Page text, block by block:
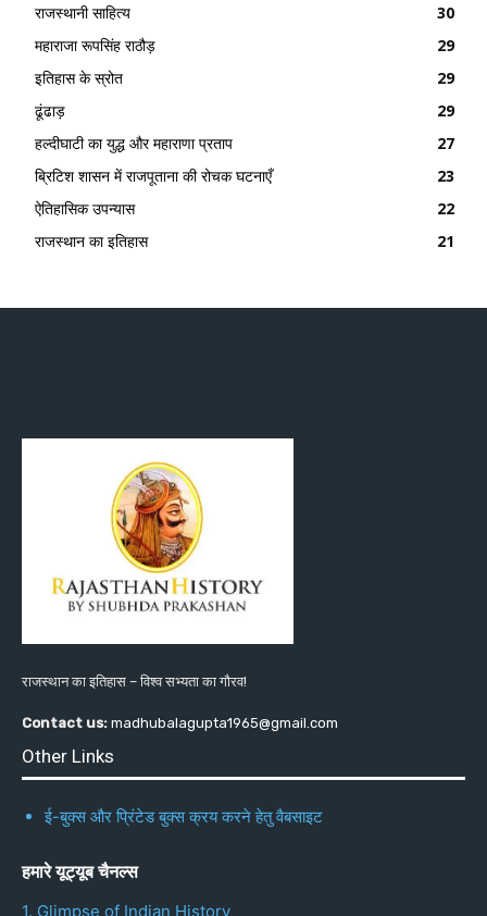
राजस्थानी साहित्य
30
महाराजा रूपसिंह राठौड़
29
इतिहास के स्रोत
29
ढूंढाड़
29
हल्दीघाटी का युद्ध और महाराणा प्रताप
27
ब्रिटिश शासन में राजपूताना की रोचक घटनाएँ
23
ऐतिहासिक उपन्यास
22
राजस्थान का इतिहास
21
राजस्थान का इतिहास – विश्व सभ्यता का गौरव!
Contact us: madhubalagupta1965@gmail.com
Other Links
ई-बुक्स और प्रिंटेड बुक्स क्रय करने हेतु वैबसाइट
हमारे यूट्यूब चैनल्स
1. Glimpse of Indian History